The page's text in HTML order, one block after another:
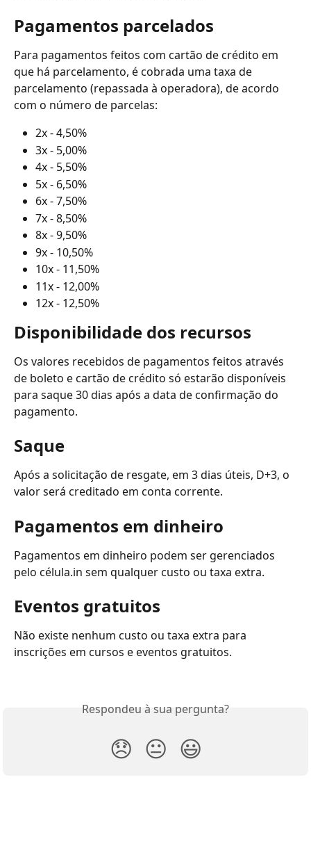
Pagamentos parcelados
Para pagamentos feitos com cartão de crédito em
que há parcelamento, é cobrada uma taxa de
parcelamento (repassada à operadora), de acordo
com o número de parcelas:
2x - 4,50%
3x - 5,00%
4x - 5,50%
5x - 6,50%
6x - 7,50%
7x - 8,50%
8x - 9,50%
9x - 10,50%
10x - 11,50%
11x - 12,00%
12x - 12,50%
Disponibilidade dos recursos
Os valores recebidos de pagamentos feitos através
de boleto e cartão de crédito só estarão disponíveis
para saque 30 dias após a data de confirmação do
pagamento.
Saque
Após a solicitação de resgate, em 3 dias úteis, D+3, o
valor será creditado em conta corrente.
Pagamentos em dinheiro
Pagamentos em dinheiro podem ser gerenciados
pelo célula.in sem qualquer custo ou taxa extra.
Eventos gratuitos
Não existe nenhum custo ou taxa extra para
inscrições em cursos e eventos gratuitos.
Respondeu à sua pergunta?
😞 😐 😃